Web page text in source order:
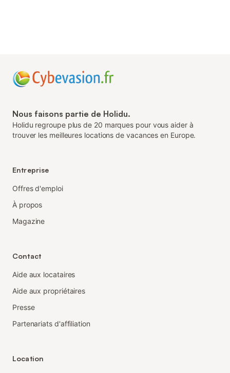
Nous faisons partie de Holidu.
Holidu regroupe plus de 20 marques pour vous aider à
trouver les meilleures locations de vacances en Europe.
Entreprise
Offres d'emploi
À propos
Magazine
Contact
Aide aux locataires
Aide aux propriétaires
Presse
Partenariats d'affiliation
Location